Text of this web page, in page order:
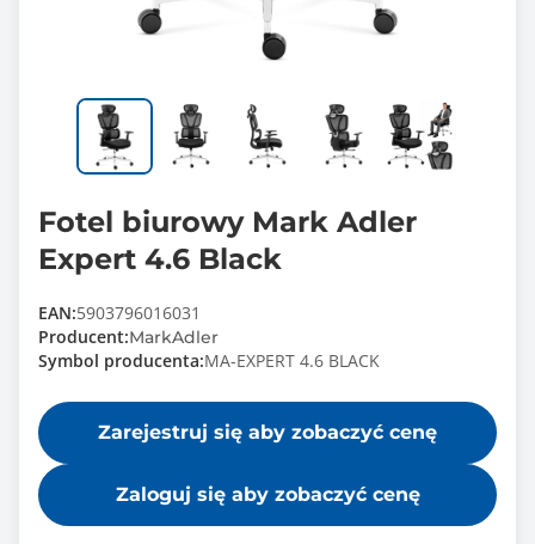
Fotel biurowy Mark Adler
Expert 4.6 Black
EAN:5903796016031
Producent:MarkAdler
Symbol producenta:MA-EXPERT 4.6 BLACK
Zarejestruj się aby zobaczyć cenę
Zaloguj się aby zobaczyć cenę